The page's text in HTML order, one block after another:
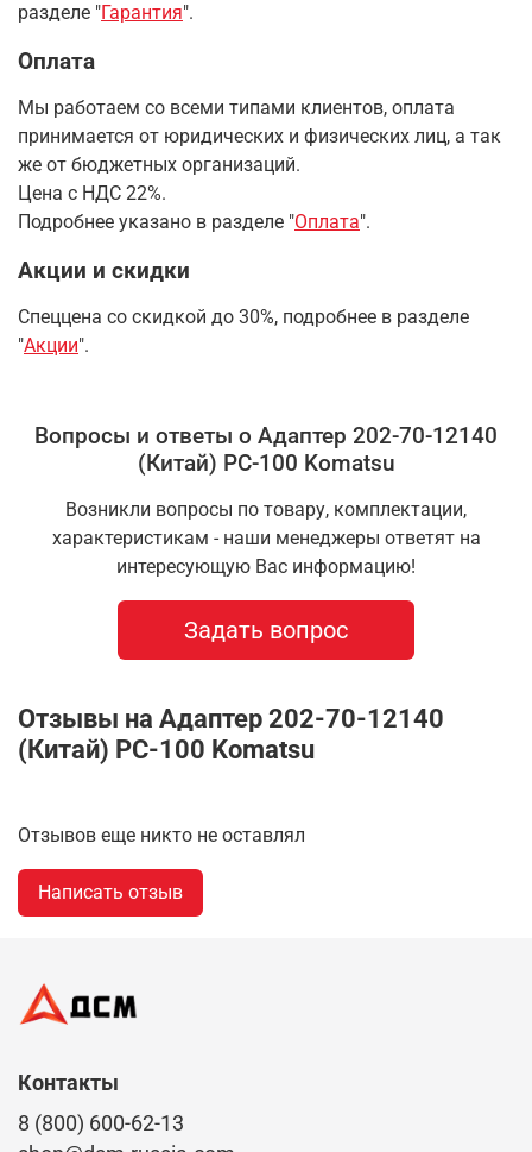
разделе "Гарантия".
Оплата
Мы работаем со всеми типами клиентов, оплата
принимается от юридических и физических лиц, а так
же от бюджетных организаций.
Цена с НДС 22%.
Подробнее указано в разделе "Оплата".
Акции и скидки
Спеццена со скидкой до 30%, подробнее в разделе
"Акции".
Вопросы и ответы о Адаптер 202-70-12140
(Китай) PC-100 Komatsu
Возникли вопросы по товару, комплектации,
характеристикам - наши менеджеры ответят на
интересующую Вас информацию!
Задать вопрос
Отзывы на Адаптер 202-70-12140
(Китай) PC-100 Komatsu
Отзывов еще никто не оставлял
Написать отзыв
Контакты
8 (800) 600-62-13